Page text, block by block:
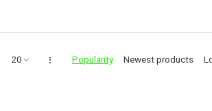
Popularity Newest products